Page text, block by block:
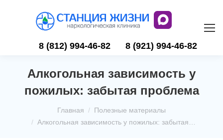
8 (812) 994-46-82 8 (921) 994-46-82
Алкогольная зависимость у
пожилых: забытая проблема
Главная
Полезные материалы
Алкогольная зависимость у пожилых: забытая…